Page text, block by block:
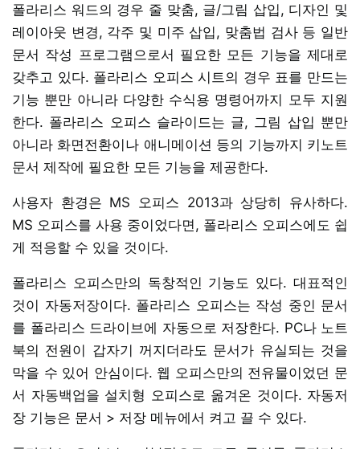
폴라리스 워드의 경우 줄 맞춤, 글/그림 삽입, 디자인 및
레이아웃 변경, 각주 및 미주 삽입, 맞춤법 검사 등 일반
문서 작성 프로그램으로서 필요한 모든 기능을 제대로
갖추고 있다. 폴라리스 오피스 시트의 경우 표를 만드는
기능 뿐만 아니라 다양한 수식용 명령어까지 모두 지원
한다. 폴라리스 오피스 슬라이드는 글, 그림 삽입 뿐만
아니라 화면전환이나 애니메이션 등의 기능까지 키노트
문서 제작에 필요한 모든 기능을 제공한다.
사용자 환경은 MS 오피스 2013과 상당히 유사하다.
MS 오피스를 사용 중이었다면, 폴라리스 오피스에도 쉽
게 적응할 수 있을 것이다.
폴라리스 오피스만의 독창적인 기능도 있다. 대표적인
것이 자동저장이다. 폴라리스 오피스는 작성 중인 문서
를 폴라리스 드라이브에 자동으로 저장한다. PC나 노트
북의 전원이 갑자기 꺼지더라도 문서가 유실되는 것을
막을 수 있어 안심이다. 웹 오피스만의 전유물이었던 문
서 자동백업을 설치형 오피스로 옮겨온 것이다. 자동저
장 기능은 문서 > 저장 메뉴에서 켜고 끌 수 있다.